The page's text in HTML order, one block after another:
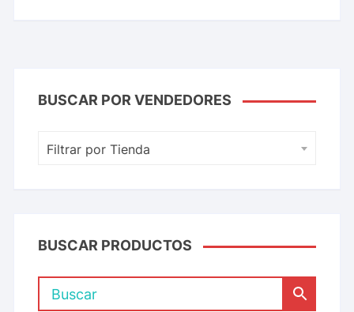
BUSCAR POR VENDEDORES
Filtrar por Tienda
BUSCAR PRODUCTOS